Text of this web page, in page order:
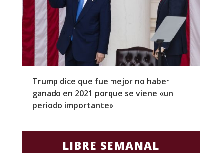
Trump dice que fue mejor no haber
ganado en 2021 porque se viene «un
periodo importante»
LIBRE SEMANAL